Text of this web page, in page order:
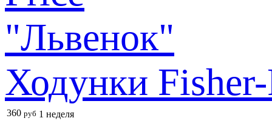
Ходунки
360 руб 1 неделя